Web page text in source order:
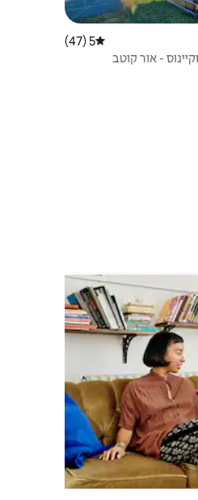
דירוג ממוצע של 5 מתוך 5, 47 ביקורות
5 (47)
- אור קוטב